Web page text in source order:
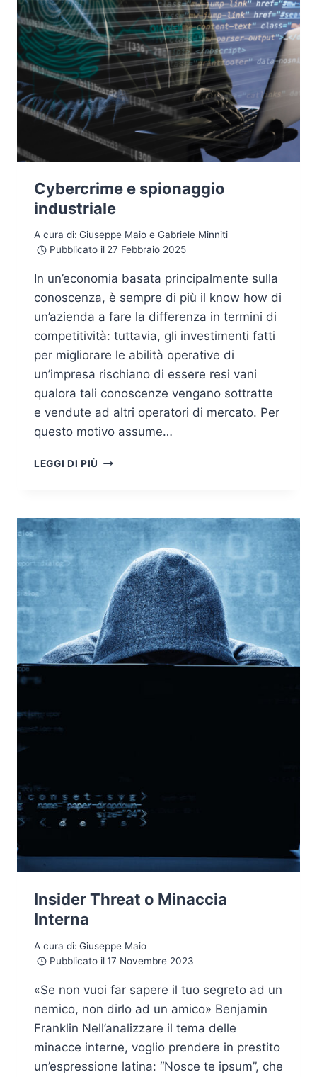
Cybercrime e spionaggio
industriale
A cura di: Giuseppe Maio e Gabriele Minniti
Pubblicato il 27 Febbraio 2025
In un’economia basata principalmente sulla
conoscenza, è sempre di più il know how di
un’azienda a fare la differenza in termini di
competitività: tuttavia, gli investimenti fatti
per migliorare le abilità operative di
un’impresa rischiano di essere resi vani
qualora tali conoscenze vengano sottratte
e vendute ad altri operatori di mercato. Per
questo motivo assume…
LEGGI DI PIÙ CYBERCRIME
Insider Threat o Minaccia
Interna
A cura di: Giuseppe Maio
Pubblicato il 17 Novembre 2023
«Se non vuoi far sapere il tuo segreto ad un
nemico, non dirlo ad un amico» Benjamin
Franklin Nell’analizzare il tema delle
minacce interne, voglio prendere in prestito
un’espressione latina: “Nosce te ipsum”, che